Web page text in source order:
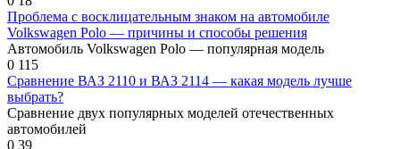
Проблема с восклицательным знаком на автомобиле
Volkswagen Polo — причины и способы решения
Автомобиль Volkswagen Polo — популярная модель
0 115
Сравнение ВАЗ 2110 и ВАЗ 2114 — какая модель лучше
выбрать?
Сравнение двух популярных моделей отечественных
автомобилей
0 39